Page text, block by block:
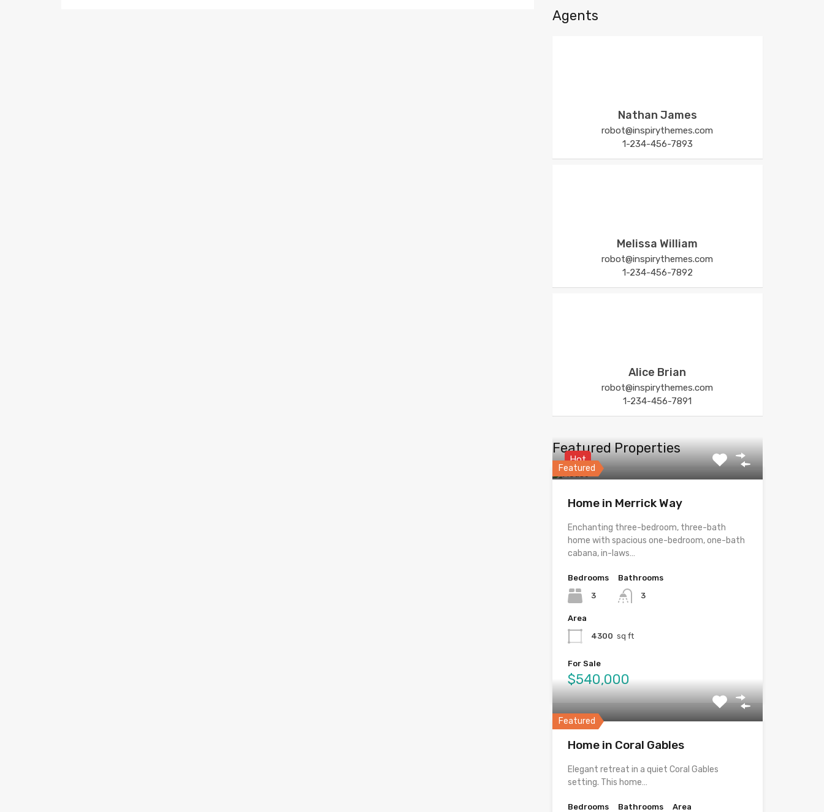
Agents
Nathan James
robot@inspirythemes.com
1-234-456-7893
Melissa William
robot@inspirythemes.com
1-234-456-7892
Alice Brian
robot@inspirythemes.com
1-234-456-7891
Featured Properties
Featured
Hot
Home in Merrick Way
Enchanting three-bedroom, three-bath
home with spacious one-bedroom, one-bath
cabana, in-laws…
Bedrooms
3
Bathrooms
3
Area
4300 sq ft
For Sale
$540,000
Featured
Home in Coral Gables
Elegant retreat in a quiet Coral Gables
setting. This home…
Bedrooms
Bathrooms
Area